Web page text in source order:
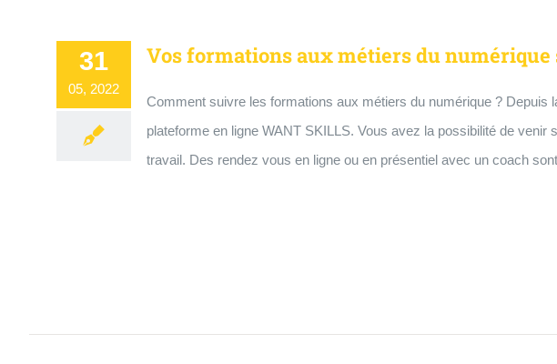
31
05, 2022
Vos formations aux métiers du
Comment suivre les formations aux métiers du numérique ?
plateforme en ligne WANT SKILLS. Vous avez la possibilité de
travail. Des rendez vous en ligne ou en présentiel avec un coach